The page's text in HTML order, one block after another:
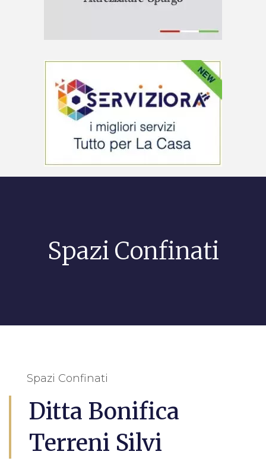
Spazi Confinati
Spazi Confinati
Ditta Bonifica
Terreni Silvi